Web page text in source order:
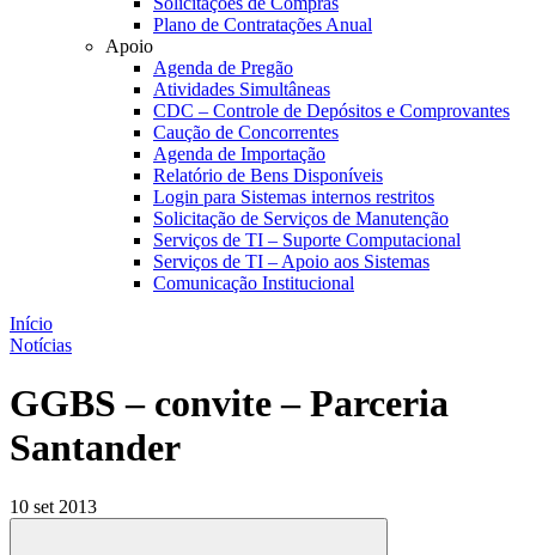
Plano de Contratações Anual
Apoio
Agenda de Pregão
Atividades Simultâneas
CDC – Controle de Depósitos e Comprovantes
Caução de Concorrentes
Agenda de Importação
Relatório de Bens Disponíveis
Login para Sistemas internos restritos
Solicitação de Serviços de Manutenção
Serviços de TI – Suporte Computacional
Serviços de TI – Apoio aos Sistemas
Comunicação Institucional
Início
Notícias
GGBS – convite – Parceria
Santander
10 set 2013